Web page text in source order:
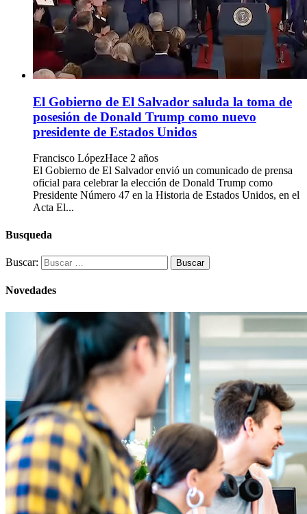
El Gobierno de El Salvador saluda la toma de
posesión de Donald Trump como nuevo
presidente de Estados Unidos
Francisco LópezHace 2 años
El Gobierno de El Salvador envió un comunicado de prensa
oficial para celebrar la elección de Donald Trump como
Presidente Número 47 en la Historia de Estados Unidos, en el
Acta El...
Busqueda
Buscar:
Novedades